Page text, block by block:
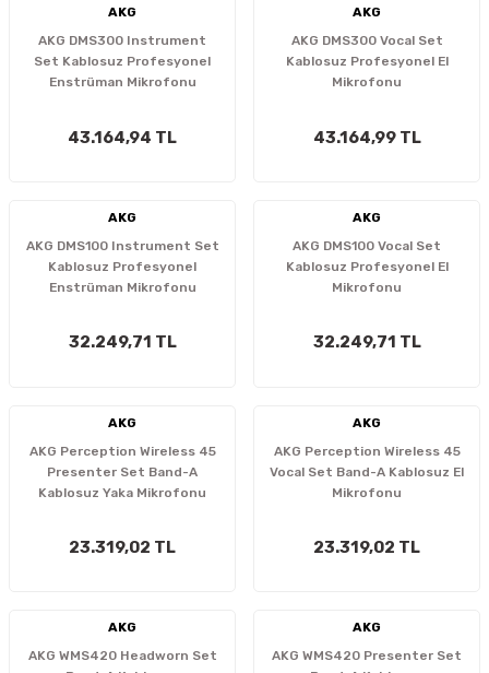
AKG
AKG DMS300 Instrument
Set Kablosuz Profesyonel
Enstrüman Mikrofonu
43.164,94 TL
AKG
AKG DMS300 Vocal Set
Kablosuz Profesyonel El
Mikrofonu
43.164,99 TL
AKG
AKG DMS100 Instrument Set
Kablosuz Profesyonel
Enstrüman Mikrofonu
32.249,71 TL
AKG
AKG DMS100 Vocal Set
Kablosuz Profesyonel El
Mikrofonu
32.249,71 TL
AKG
AKG Perception Wireless 45
Presenter Set Band-A
Kablosuz Yaka Mikrofonu
23.319,02 TL
AKG
AKG Perception Wireless 45
Vocal Set Band-A Kablosuz El
Mikrofonu
23.319,02 TL
AKG
AKG WMS420 Headworn Set
AKG
AKG WMS420 Presenter Set